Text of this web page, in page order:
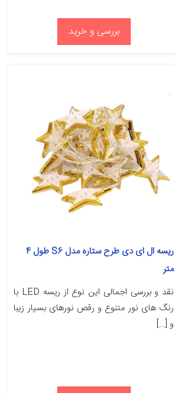
بررسی و خرید
ریسه ال ای دی طرح ستاره مدل S6 طول 4
متر
نقد و بررسی اجمالی این نوع از ریسه LED با
رنگ های نور متنوع و رقص نورهای بسیار زیبا
و […]